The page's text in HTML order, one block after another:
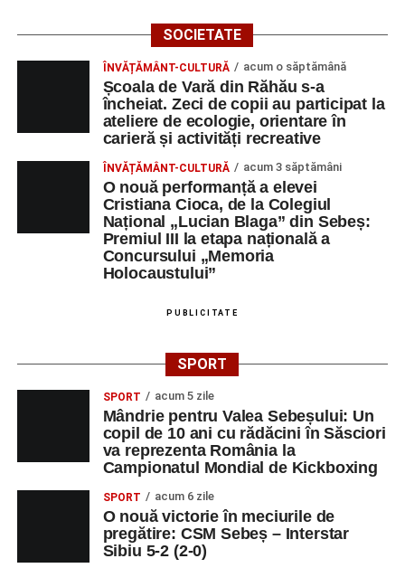
Blaga” Sebeș
(Race Office) pentru competiția„Cicloaventurier de
Râpa Roșie
Orele 17.00–20.00
– Antrenamente libere pe traseul de
Centrul Cultural „Lucian Blaga”
Sebeș – Sala de spectacole
– Proiecție cinematografică:
Gabi Virginia Șarga și Cătălin Rotaru, producător Gabi
DUMINICĂ, 23 AUGUST 2026
Râpa Roșie
„Cicloaventurier de Sebeș”
al competiției MTB pentru copii.
LUNI, 24 AUGUST 2026
SOCIETATE
ÎNVĂȚĂMÂNT-CULTURĂ acum o săptămână
Școala de Vară din Răhău s-a
încheiat. Zeci de copii au participat la
ateliere de ecologie, orientare în
carieră și activități recreative
ÎNVĂȚĂMÂNT-CULTURĂ acum 3 săptămâni
O nouă performanță a elevei
Cristiana Cioca, de la Colegiul
Național „Lucian Blaga” din Sebeș:
Premiul III la etapa națională a
Concursului „Memoria
Holocaustului”
PUBLICITATE
SPORT
SPORT acum 5 zile
Mândrie pentru Valea Sebeșului: Un
copil de 10 ani cu rădăcini în Săsciori
va reprezenta România la
Campionatul Mondial de Kickboxing
SPORT acum 6 zile
O nouă victorie în meciurile de
pregătire: CSM Sebeș – Interstar
Sibiu 5-2 (2-0)